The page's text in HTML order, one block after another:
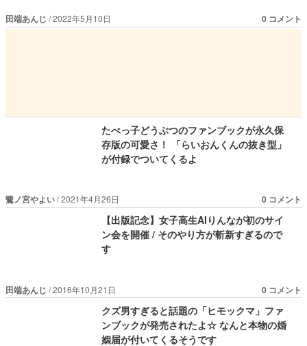
田端あんじ 2022年5月10日 0 コメント
たべっ子どうぶつのファンブックが永久保
存版の可愛さ！ 「らいおんくんの抜き型」
が付録でついてくるよ
鷺ノ宮やよい 2021年4月26日 0 コメント
【出版記念】女子高生AIりんなが初のサイ
ン会を開催 / そのやり方が斬新すぎるので
す
田端あんじ 2016年10月21日 0 コメント
クズ男すぎると話題の「ヒモックマ」ファ
ンブックが発売されたよ☆ なんと本物の婚
姻届が付いてくるそうです